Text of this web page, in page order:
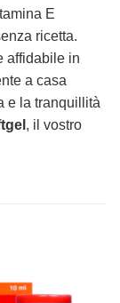
E
ricetta.
affidabile in
a casa
e la tranquillità
, il vostro